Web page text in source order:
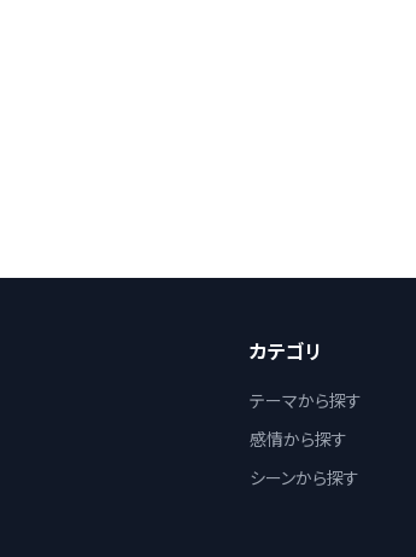
カテゴリ
テーマから探す
感情から探す
シーンから探す